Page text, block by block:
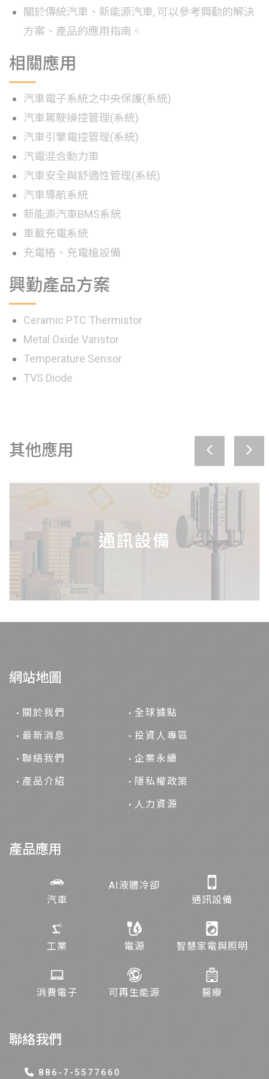
關於傳統汽車、新能源汽車, 可以參考興勤的解決
方案、產品的應用指南。
相關應用
汽車電子系統之中央保護(系統)
汽車駕駛操控管理(系統)
汽車引擎電控管理(系統)
汽電混合動力車
汽車安全與舒適性管理(系統)
汽車導航系統
新能源汽車BMS系統
車載充電系統
充電樁、充電槍設備
興勤產品方案
Ceramic PTC Thermistor
Metal Oxide Varistor
Temperature Sensor
TVS Diode
其他應用
通訊設備
網站地圖
關於我們
最新消息
聯絡我們
產品介紹
全球據點
投資人專區
企業永續
隱私權政策
人力資源
產品應用
汽車
AI液體冷卻
通訊設備
工業 電源 智慧家電與照明
消費電子 可再生能源 醫療
聯絡我們
886-7-5577660